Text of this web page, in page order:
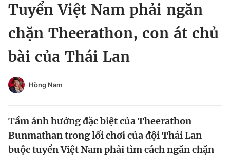
Chuyên mục
Chuyên mục khác
Video Magazine
Đổi mật khẩu
Tin đã lưu
Tin đã xem
Đăng xuất
Tuyển Việt Nam phải ngăn
chặn Theerathon, con át chủ
bài của Thái Lan
Hồng Nam
Tầm ảnh hưởng đặc biệt của Theerathon
Bunmathan trong lối chơi của đội Thái Lan
buộc tuyển Việt Nam phải tìm cách ngăn chặn